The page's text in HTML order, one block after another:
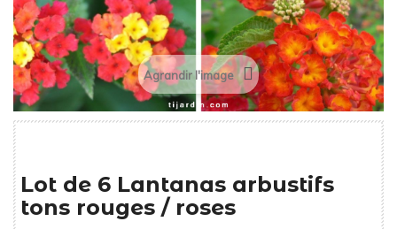
Agrandir l'image
Lot de 6 Lantanas arbustifs
tons rouges / roses